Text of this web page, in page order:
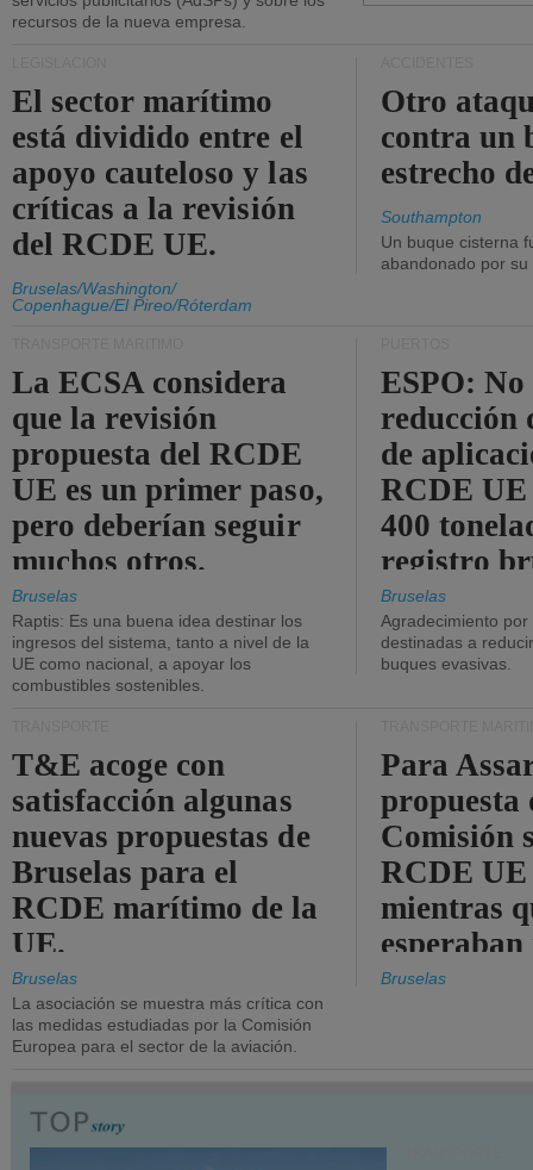
recursos de la nueva empresa.
El sector marítimo
está dividido entre el
apoyo cauteloso y las
críticas a la revisión
del RCDE UE.
Bruselas/Washington/
Copenhague/El Pireo/Róterdam
Otro
contra un
estrecho
Southampton
Un buque cisterna
abandonado por su
La ECSA considera
que la revisión
propuesta del RCDE
UE es un primer paso,
pero deberían seguir
muchos otros.
Bruselas
Raptis: Es una buena idea destinar los
ingresos del sistema, tanto a nivel de la
UE como nacional, a apoyar los
combustibles sostenibles.
ESPO: No
reducción
de
RCDE UE
400
registro
Bruselas
Agradecimiento
destinadas a
buques evasivas.
T&E acoge con
satisfacción algunas
nuevas propuestas de
Bruselas para el
RCDE marítimo de la
UE.
Bruselas
La asociación se muestra más crítica con
las medidas estudiadas por la Comisión
Europea para el sector de la aviación.
Para
propuesta
Comisión
RCDE
mientras
más
Bruselas